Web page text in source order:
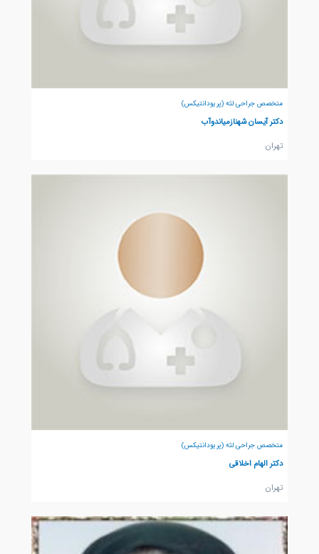
متخصص جراحی لثه (پریودانتیکس)
دکتر آیسان شهنازمیاندوآب
تهران
متخصص جراحی لثه (پریودانتیکس)
دکتر الهام اخلاقی
تهران